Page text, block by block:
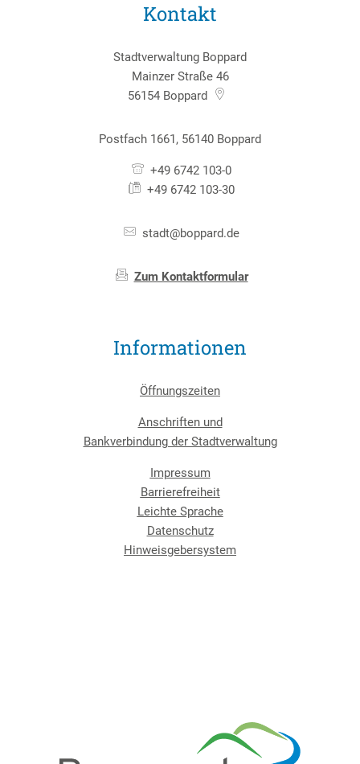
Kontakt
Stadtverwaltung Boppard
Mainzer Straße 46
56154 Boppard
Postfach 1661, 56140 Boppard
+49 6742 103-0
+49 6742 103-30
stadt@boppard.de
Zum Kontaktformular
Informationen
Öffnungszeiten
Anschriften und
Bankverbindung der Stadtverwaltung
Impressum
Barrierefreiheit
Leichte Sprache
Datenschutz
Hinweisgebersystem